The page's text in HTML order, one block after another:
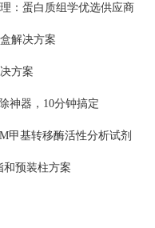
：蛋白质组学优选供应商
解决方案
方案
神器，10分钟搞定
甲基转移酶活性分析试剂
和预装柱方案